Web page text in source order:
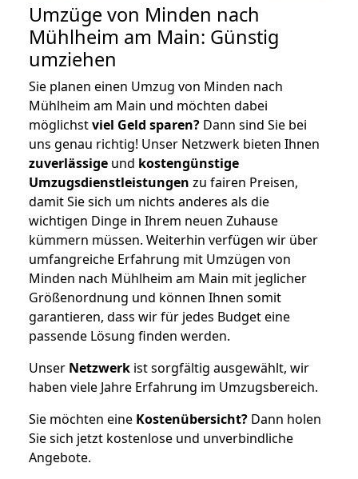
Umzüge von Minden nach
Mühlheim am Main: Günstig
umziehen
Sie planen einen Umzug von Minden nach
Mühlheim am Main und möchten dabei
möglichstviel Geld sparen? Dann sind Sie bei
uns genau richtig! Unser Netzwerk bieten Ihnen
zuverlässige und kostengünstige
Umzugsdienstleistungen zu fairen Preisen,
damit Sie sich um nichts anderes als die
wichtigen Dinge in Ihrem neuen Zuhause
kümmern müssen. Weiterhin verfügen wir über
umfangreiche Erfahrung mit Umzügen von
Minden nach Mühlheim am Main mit jeglicher
Größenordnung und können Ihnen somit
garantieren, dass wir für jedes Budget eine
passende Lösung finden werden.
Unser Netzwerk ist sorgfältig ausgewählt, wir
haben viele Jahre Erfahrung im Umzugsbereich.
Sie möchten eine Kostenübersicht? Dann holen
Sie sich jetzt kostenlose und unverbindliche
Angebote.